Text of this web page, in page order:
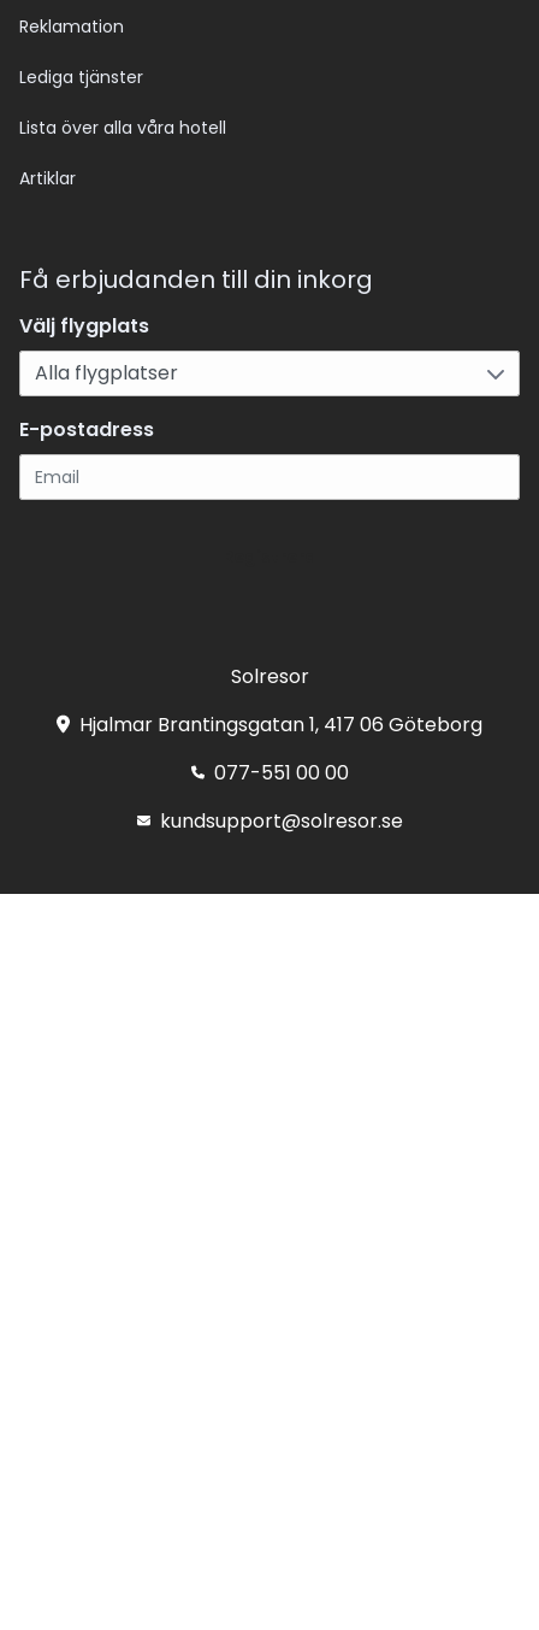
Reklamation
Lediga tjänster
Lista över alla våra hotell
Artiklar
Få erbjudanden till din inkorg
Välj flygplats
E-postadress
Solresor
Hjalmar Brantingsgatan 1, 417 06 Göteborg
077-551 00 00
kundsupport@solresor.se